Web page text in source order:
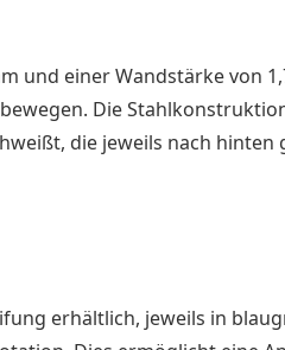
und einer Wandstärke von
Die
die jeweils nach
erhältlich, jeweils in